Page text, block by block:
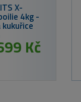
Boilie
10 kg
699 Kč